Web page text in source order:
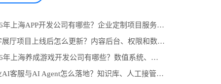
1.2026年上海APP开发公司有哪些？企业定制项目服务商推荐与选型参考
2.数字展厅项目上线后怎么更新？内容后台、权限和数据统计设计
3.2026年上海养成游戏开发公司有哪些？数值系统、任务线与长期运营怎么选
4.企业AI客服与AI Agent怎么落地？知识库、人工接管和业务系统对接流程